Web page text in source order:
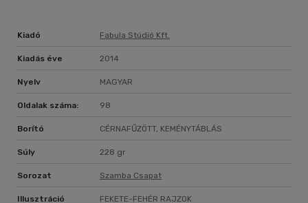
Kiadó Fabula Stúdió Kft.
Kiadás éve 2014
Nyelv MAGYAR
Oldalak száma: 98
Borító CÉRNAFŰZÖTT, KEMÉNYTÁBLÁS
Súly 228 gr
Sorozat Szamba Csapat
Illusztráció FEKETE-FEHÉR RAJZOK